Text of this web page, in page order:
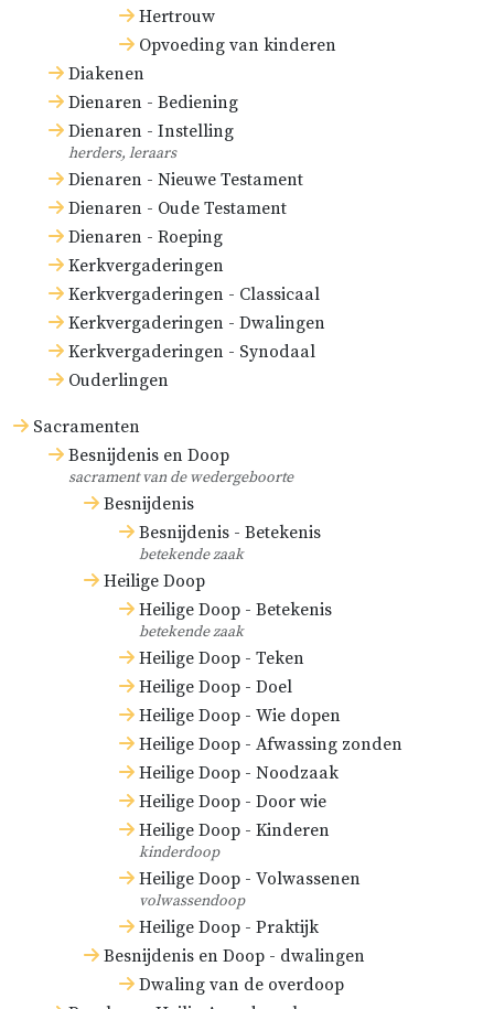
Hertrouw
Opvoeding van kinderen
Diakenen
Dienaren - Bediening
Dienaren - Instelling
herders, leraars
Dienaren - Nieuwe Testament
Dienaren - Oude Testament
Dienaren - Roeping
Kerkvergaderingen
Kerkvergaderingen - Classicaal
Kerkvergaderingen - Dwalingen
Kerkvergaderingen - Synodaal
Ouderlingen
Sacramenten
Besnijdenis en Doop
sacrament van de wedergeboorte
Besnijdenis
Besnijdenis - Betekenis
betekende zaak
Heilige Doop
Heilige Doop - Betekenis
betekende zaak
Heilige Doop - Teken
Heilige Doop - Doel
Heilige Doop - Wie dopen
Heilige Doop - Afwassing zonden
Heilige Doop - Noodzaak
Heilige Doop - Door wie
Heilige Doop - Kinderen
kinderdoop
Heilige Doop - Volwassenen
volwassendoop
Heilige Doop - Praktijk
Besnijdenis en Doop - dwalingen
Dwaling van de overdoop